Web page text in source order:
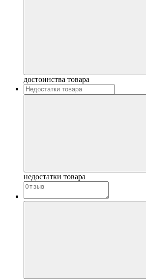
достоинства товара
недостатки товара